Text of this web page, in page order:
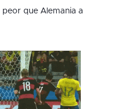
peor que Alemania a